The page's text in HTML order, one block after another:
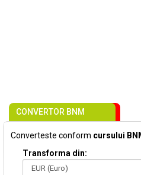
CONVERTOR BNM
Converteste conform cursului
Transforma din: